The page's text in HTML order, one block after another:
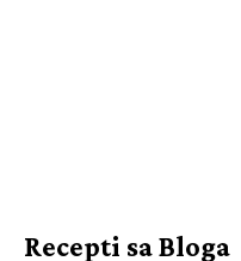
Recepti sa Bloga